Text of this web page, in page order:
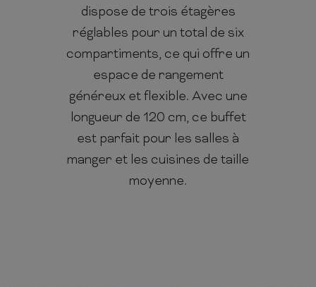
dispose de trois étagères
réglables pour un total de six
compartiments, ce qui offre un
espace de rangement
généreux et flexible. Avec une
longueur de 120 cm, ce buffet
est parfait pour les salles à
manger et les cuisines de taille
moyenne.